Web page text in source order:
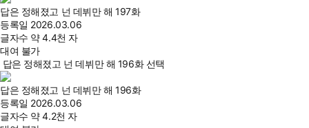
답은 정해졌고 넌 데뷔만 해 197화
등록일 2026.03.06
글자수 약 4.4천 자
대여 불가
답은 정해졌고 넌 데뷔만 해 196화 선택
답은 정해졌고 넌 데뷔만 해 196화
등록일 2026.03.06
글자수 약 4.2천 자